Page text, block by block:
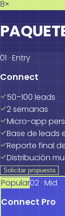
8×
01 · Entry
Connect
50–100 leads
2 semanas
Micro-app
Base de leads
Reporte final
Distribución
Solicitar propuesta
Popular02 · Mid
Connect Pro